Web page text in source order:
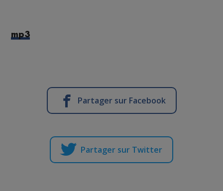
mp3
Partager sur Facebook
Partager sur Twitter